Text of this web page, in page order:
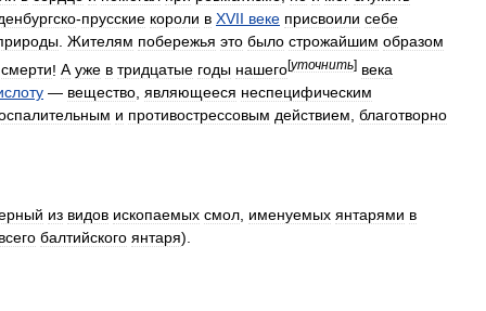
-прусские короли в XVII веке присвоили себе
Жителям побережья это было строжайшим образом
смерти! А уже в тридцатые годы нашего[уточнить] века
— вещество, являющееся неспецифическим
и противострессовым действием, благотворно
из видов ископаемых смол, именуемых янтарями в
балтийского янтаря).